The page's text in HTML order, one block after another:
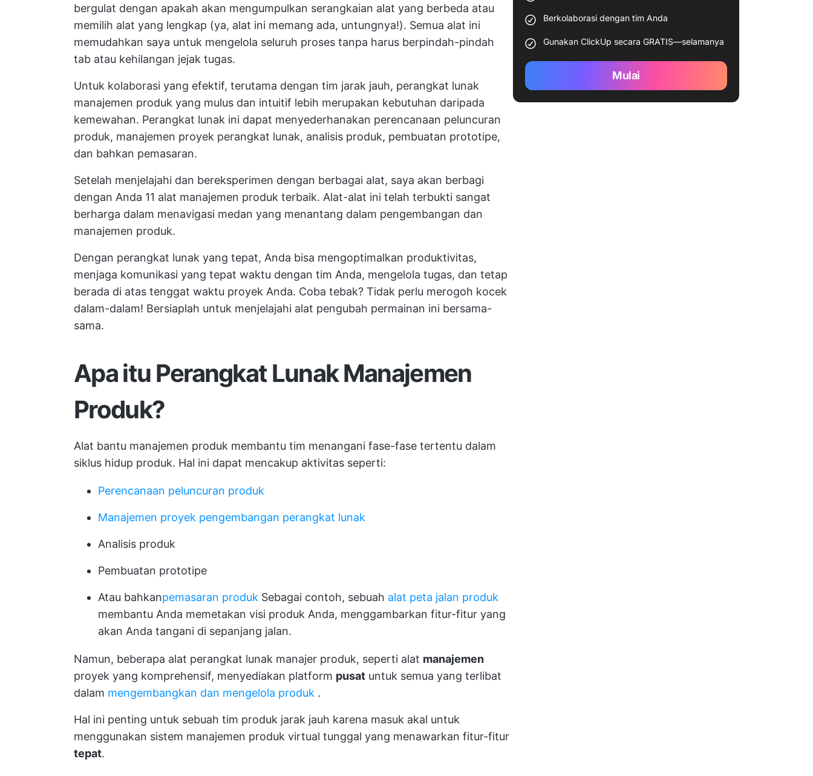
bergulat dengan apakah akan mengumpulkan serangkaian alat yang berbeda atau
memilih alat yang lengkap (ya, alat ini memang ada, untungnya!). Semua alat ini
memudahkan saya untuk mengelola seluruh proses tanpa harus berpindah-pindah
tab atau kehilangan jejak tugas.
Untuk kolaborasi yang efektif, terutama dengan tim jarak jauh, perangkat lunak
manajemen produk yang mulus dan intuitif lebih merupakan kebutuhan daripada
kemewahan. Perangkat lunak ini dapat menyederhanakan perencanaan peluncuran
produk, manajemen proyek perangkat lunak, analisis produk, pembuatan prototipe,
dan bahkan pemasaran.
Setelah menjelajahi dan bereksperimen dengan berbagai alat, saya akan berbagi
dengan Anda 11 alat manajemen produk terbaik. Alat-alat ini telah terbukti sangat
berharga dalam menavigasi medan yang menantang dalam pengembangan dan
manajemen produk.
Dengan perangkat lunak yang tepat, Anda bisa mengoptimalkan produktivitas,
menjaga komunikasi yang tepat waktu dengan tim Anda, mengelola tugas, dan tetap
berada di atas tenggat waktu proyek Anda. Coba tebak? Tidak perlu merogoh kocek
dalam-dalam! Bersiaplah untuk menjelajahi alat pengubah permainan ini bersama-
sama.
Apa itu Perangkat Lunak Manajemen
Produk?
Alat bantu manajemen produk membantu tim menangani fase-fase tertentu dalam
siklus hidup produk. Hal ini dapat mencakup aktivitas seperti:
Perencanaan peluncuran produk
Manajemen proyek pengembangan perangkat lunak
Analisis produk
Pembuatan prototipe
Atau bahkanpemasaran produk Sebagai contoh, sebuah alat peta jalan produk
membantu Anda memetakan visi produk Anda, menggambarkan fitur-fitur yang
akan Anda tangani di sepanjang jalan.
Namun, beberapa alat perangkat lunak manajer produk, seperti alat manajemen
proyek yang komprehensif, menyediakan platform pusat untuk semua yang terlibat
dalam mengembangkan dan mengelola produk .
Hal ini penting untuk sebuah tim produk jarak jauh karena masuk akal untuk
menggunakan sistem manajemen produk virtual tunggal yang menawarkan fitur-fitur
tepat.
Berkolaborasi dengan tim Anda
Gunakan ClickUp secara GRATIS—selamanya
Mulai